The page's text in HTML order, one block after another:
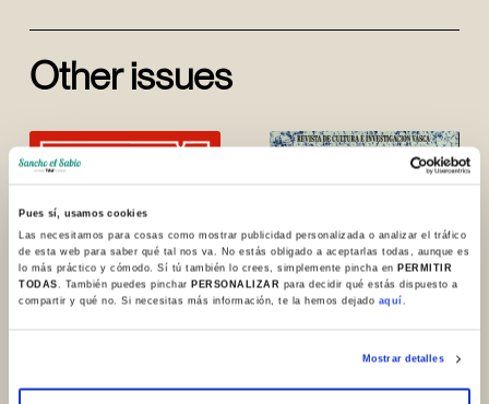
Pues sí, usamos cookies
Las necesitamos para cosas como mostrar publicidad personalizada o analizar el tráfico
de esta web para saber qué tal nos va. No estás obligado a aceptarlas todas, aunque es
lo más práctico y cómodo. Sí tú también lo crees, simplemente pincha enPERMITIR
TODAS . También puedes pincharPERSONALIZAR para decidir qué estás dispuesto a
compartir y qué no. Si necesitas más información, te la hemos dejado aquí.
Mostrar detalles
Other issues
N. 48. 2025